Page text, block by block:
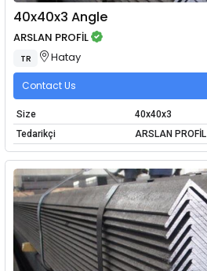
40x40x3 Angle
ARSLAN PROFİL
TR Hatay
Contact Us
Size
40x40x3
Tedarikçi
ARSLAN PROFİL